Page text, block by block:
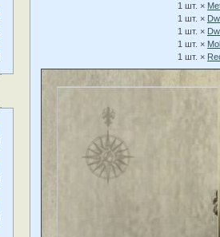
1 шт. ×
1 шт. ×
1 шт. ×
1 шт. ×
1 шт. ×